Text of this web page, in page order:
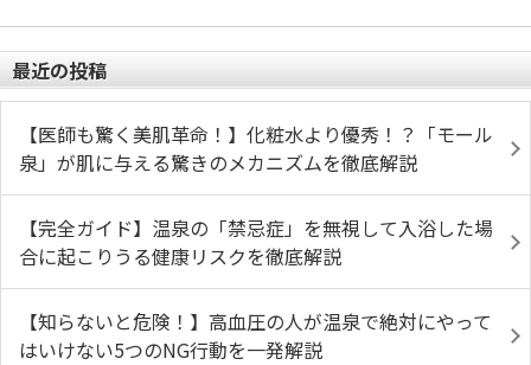
最近の投稿
【医師も驚く美肌革命！】化粧水より優秀！？「モール
泉」が肌に与える驚きのメカニズムを徹底解説
【完全ガイド】温泉の「禁忌症」を無視して入浴した場
合に起こりうる健康リスクを徹底解説
【知らないと危険！】高血圧の人が温泉で絶対にやって
はいけない5つのNG行動を一発解説